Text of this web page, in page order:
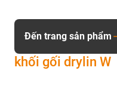
khối gối drylin W
Đến trang sản phẩm